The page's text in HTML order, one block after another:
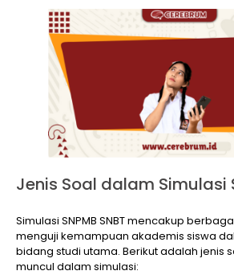
Jenis Soal dalam Simulasi
Simulasi SNPMB SNBT mencakup
menguji kemampuan akademis siswa
bidang studi utama. Berikut adalah jenis
muncul dalam simulasi: